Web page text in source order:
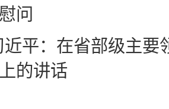
问
近平：在省部级主要
的讲话